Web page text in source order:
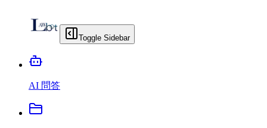
Toggle Sidebar
AI 問答